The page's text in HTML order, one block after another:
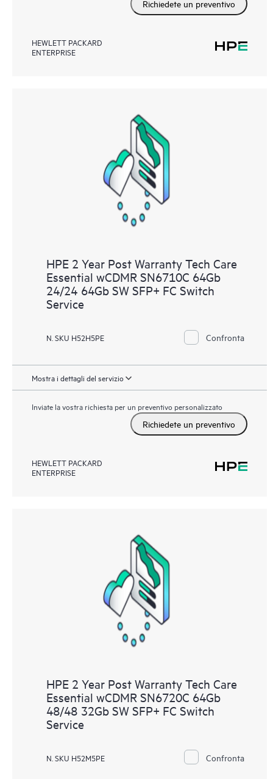
Richiedete un preventivo
HEWLETT PACKARD
ENTERPRISE
HPE 2 Year Post Warranty Tech Care
Essential wCDMR SN6710C 64Gb
24/24 64Gb SW SFP+ FC Switch
Service
N. SKU H52H5PE Confronta
Mostra i dettagli del servizio
Inviate la vostra richiesta per un preventivo personalizzato
Richiedete un preventivo
HEWLETT PACKARD
ENTERPRISE
HPE 2 Year Post Warranty Tech Care
Essential wCDMR SN6720C 64Gb
48/48 32Gb SW SFP+ FC Switch
Service
N. SKU H52M5PE Confronta